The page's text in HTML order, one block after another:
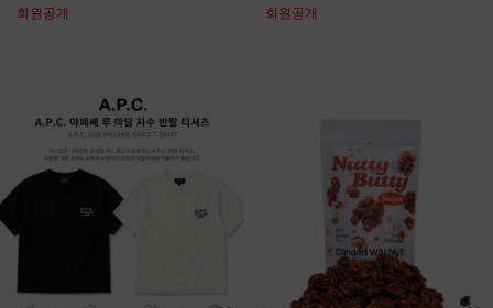
회원공개 회원공개